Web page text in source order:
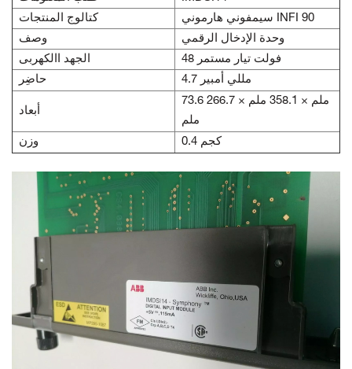
كتالوج المنتجات
سيمفوني هارموني INFI 90
وصف
وحدة الإدخال الرقمي
الجهد االكهربى
48 فولت تيار مستمر
حاضِر
4.7 مللي أمبير
أبعاد
73.6 ملم × 358.1 ملم × 266.7
ملم
وزن
0.4 كجم